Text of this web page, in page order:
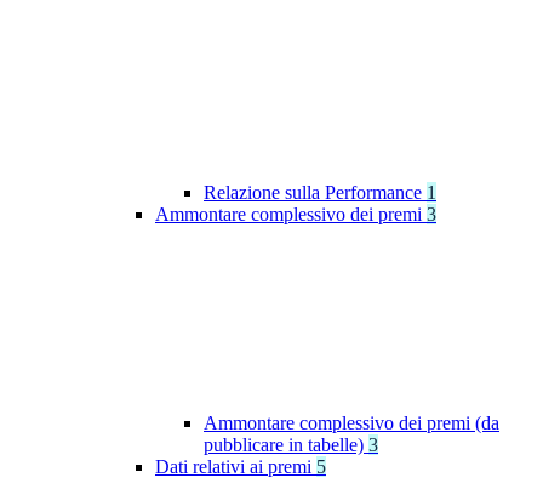
Relazione sulla Performance 1
Ammontare complessivo dei premi 3
Ammontare complessivo dei premi (da
pubblicare in tabelle) 3
Dati relativi ai premi 5